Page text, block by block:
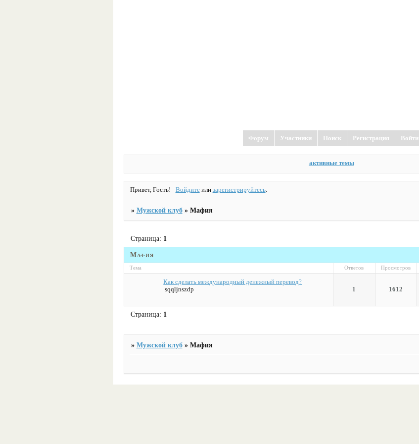
Форум Участники Поиск Регистрация Войти
активные темы
Привет, Гость! Войдитеили зарегистрируйтесь.
» Мужской клуб » Мафия
Мафия
Страница: 1
Тема Ответов Просмотров
Как сделать международный денежный перевод?
sqqljnszdp
1 1612
Страница: 1
» Мужской клуб » Мафия